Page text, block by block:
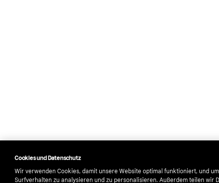
Cookies und Datenschutz
Wir verwenden Cookies, damit unsere Website optimal funktioniert, und
Surfverhalten zu analysieren und zu personalisieren. Außerdem teilen wir